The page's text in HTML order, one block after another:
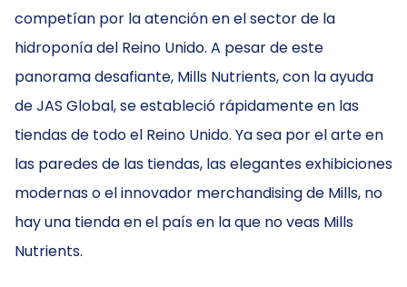
competían por la atención en el sector de la
hidroponía del Reino Unido. A pesar de este
panorama desafiante, Mills Nutrients, con la ayuda
de JAS Global, se estableció rápidamente en las
tiendas de todo el Reino Unido. Ya sea por el arte en
las paredes de las tiendas, las elegantes exhibiciones
modernas o el innovador merchandising de Mills, no
hay una tienda en el país en la que no veas Mills
Nutrients.